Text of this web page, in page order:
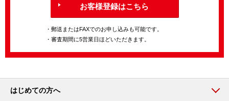
お客様登録はこちら
・郵送またはFAXでのお申し込みも可能です。
・審査期間に5営業日ほどいただきます。
はじめての方へ